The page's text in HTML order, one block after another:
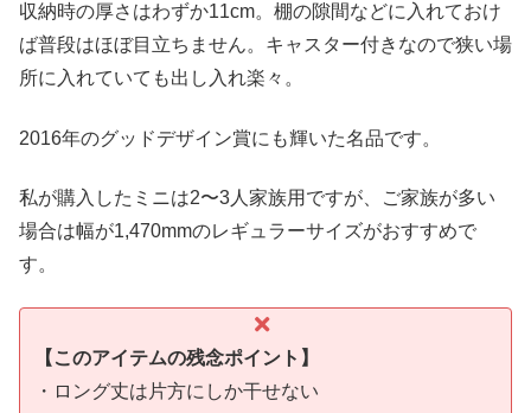
収納時の厚さはわずか11cm。棚の隙間などに入れておけ
ば普段はほぼ目立ちません。キャスター付きなので狭い場
所に入れていても出し入れ楽々。
2016年のグッドデザイン賞にも輝いた名品です。
私が購入したミニは2〜3人家族用ですが、ご家族が多い
場合は幅が1,470mmのレギュラーサイズがおすすめで
す。
【このアイテムの残念ポイント】
・ロング丈は片方にしか干せない